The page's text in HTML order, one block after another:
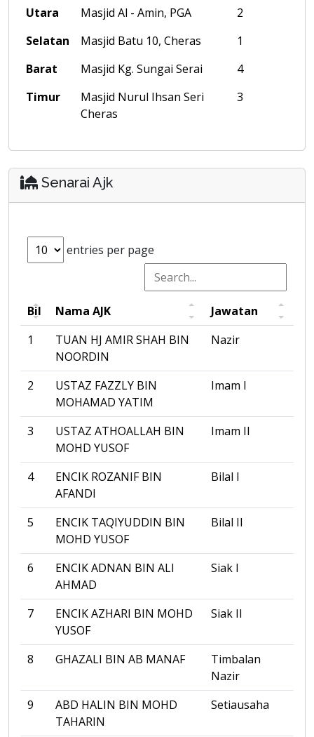
Utara Masjid Al - Amin, PGA
2
Selatan
Masjid Batu 10, Cheras
1
Barat
Masjid Kg. Sungai Serai
4
Timur
Masjid Nurul Ihsan Seri
Cheras
3
Senarai Ajk
entries per page
Bil Nama AJK
Jawatan
1
TUAN HJ AMIR SHAH BIN
NOORDIN
Nazir
2
USTAZ FAZZLY BIN
MOHAMAD YATIM
Imam I
3
USTAZ ATHOALLAH BIN
MOHD YUSOF
Imam II
4
ENCIK ROZANIF BIN
AFANDI
Bilal I
5
ENCIK TAQIYUDDIN BIN
MOHD YUSOF
Bilal II
6
ENCIK ADNAN BIN ALI
AHMAD
Siak I
7
ENCIK AZHARI BIN MOHD
YUSOF
Siak II
8 GHAZALI BIN AB MANAF
Timbalan
Nazir
9
ABD HALIN BIN MOHD
TAHARIN
Setiausaha